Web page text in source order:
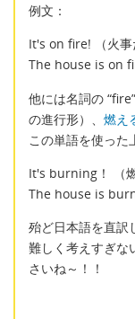
例文：
It's on fire! （火事
The house is on
他には名詞の
の進行形）、 燃え
この単語を使った
It's burning！ （
The house is
殆ど日本語を直訳
難しく考えすぎな
さいね～！！